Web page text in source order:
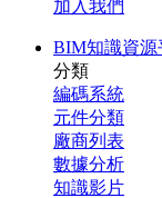
加入我們
BIM知識資源
分類
編碼系統
元件分類
廠商列表
數據分析
知識影片